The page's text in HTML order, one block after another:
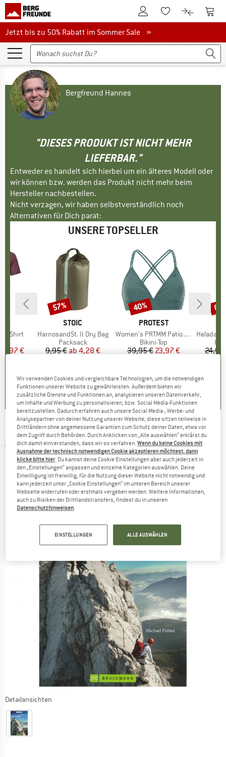
Zum KundenkontoZum Merkzettel.
Zum Zum
Jetzt bis zu 50% Rabatt im Sommer Sale
Jetzt bis zu 50% Rabatt im Sommer Sale »
Bergfreund Hannes
"DIESES PRODUKT IST NICHT MEHR
LIEFERBAR."
Entweder es handelt sich hierbei um ein älteres Modell oder
wir können bzw. werden das Produkt nicht mehr beim
Hersteller nachbestellen.
Nicht verzagen, wir haben selbstverständlich noch
Alternativen für Dich parat:
UNSERE TOPSELLER
T-Shirt
Preis
€
)
MARKE
STOIC
Artikel
HarnosandSt. II Dry Bag
Produktgruppe
Packsack
Preis
9,95 € reduzierter Preis
ab 4,28 €
5,0(2)
Rabatt
57%
MARKE
PROTEST
Artikel
Women's PRTMM Patio Triangle
Produktgruppe
Bikini-Top
Preis
39,95 €reduzierter Preis
23,97 €
4,9(23)
Rabatt
40%
Artikel
HeladagenSt.
24,95
Bruckmann - Die Königstouren der Ostalpen -
Wanderführer
(0)
Detailansichten
Wir verwenden Cookies und vergleichbare Technologien, um die notwendigen
Funktionen unserer Website zu gewährleisten. Außerdem bieten wir
zusätzliche Dienste und Funktionen an, analysieren unseren Datenverkehr,
um Inhalte und Werbung zu personalisieren, bzw. Social Media-Funktionen
bereitzustellen. Dadurch erfahren auch unsere Social Media-, Werbe- und
Analysepartner von deiner Nutzung unserer Website; diese sitzen teilweise in
Drittländern ohne angemessene Garantien zum Schutz deiner Daten, etwa vor
dem Zugriff durch Behörden. Durch Anklicken von „Alle auswählen“ erklärst du
dich damit einverstanden, dass wir so verfahren.Wenn du keine Cookies mit
Ausnahme der technisch notwendigen Cookie akzeptieren möchtest, dann
klicke bitte hier. Du kannst deine Cookie Einstellungen aber auch jederzeit in
den „Einstellungen“ anpassen und einzelne Kategorien auswählen. Deine
Einwilligung ist freiwillig, für die Nutzung dieser Website nicht notwendig und
kann jederzeit unter „Cookie Einstellungen“ im unteren Bereich unserer
Webseite widerrufen oder erstmals vergeben werden. Weitere Informationen,
auch zu Risiken der Drittlandstransfers, findest du in unseren
Datenschutzhinweisen.
EINSTELLUNGEN ALLE AUSWÄHLEN